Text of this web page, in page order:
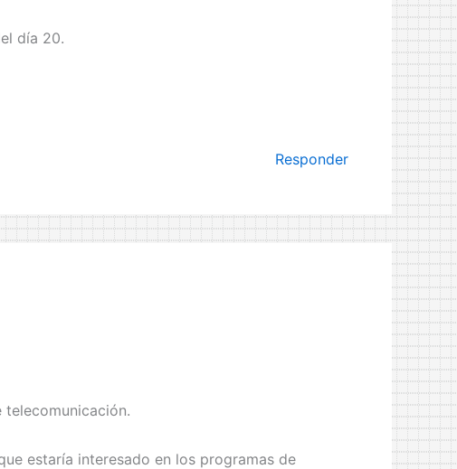
día 20.
Responder
telecomunicación.
estaría interesado en los programas de